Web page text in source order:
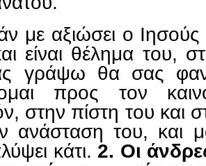
με αξιώσει ο
είναι θέλημα του,
γράψω θα σας
προς τον
στην πίστη του
ανάσταση του, και
κάτι. 2. Οι